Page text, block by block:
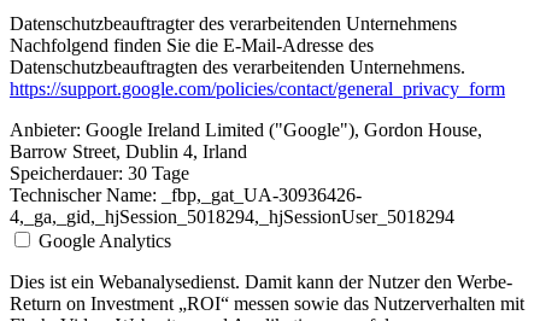
Datenschutzbeauftragter des verarbeitenden Unternehmens
Nachfolgend finden Sie die E-Mail-Adresse des
Datenschutzbeauftragten des verarbeitenden Unternehmens.
https://support.google.com/policies/contact/general_privacy_form
Anbieter: Google Ireland Limited ("Google"), Gordon House,
Barrow Street, Dublin 4, Irland
Speicherdauer: 30 Tage
Technischer Name: _fbp,_gat_UA-30936426-
4,_ga,_gid,_hjSession_5018294,_hjSessionUser_5018294
Google Analytics
Dies ist ein Webanalysedienst. Damit kann der Nutzer den Werbe-
Return on Investment „ROI“ messen sowie das Nutzerverhalten mit